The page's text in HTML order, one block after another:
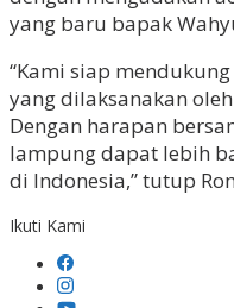
yang baru bapak
“Kami siap
yang dilaksanakan
Dengan harapan
lampung dapat lebih
di Indonesia,” tutup
Ikuti Kami